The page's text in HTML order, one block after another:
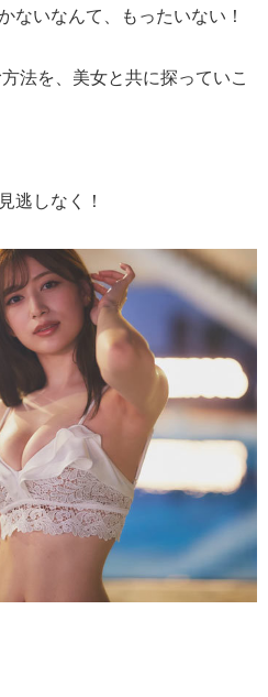
ないなんて、もったいない！
法を、美女と共に探っていこ
逃しなく！